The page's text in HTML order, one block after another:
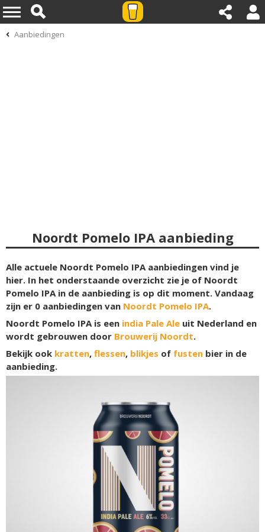
Aanbiedingen
Noordt Pomelo IPA aanbieding
Alle actuele Noordt Pomelo IPA aanbiedingen vind je
hier. In het onderstaande overzicht zie je of Noordt
Pomelo IPA in de aanbieding is op dit moment. Vandaag
zijn er 0 aanbiedingen van Noordt Pomelo IPA.
Noordt Pomelo IPA is een india Pale Ale uit Nederland en
wordt gebrouwen door Brouwerij Noordt.
Bekijk ook kratten, flessen, blikjes of fusten bier in de
aanbieding.